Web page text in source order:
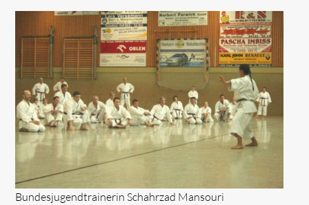
Bundesjugendtrainerin Schahrzad Mansouri